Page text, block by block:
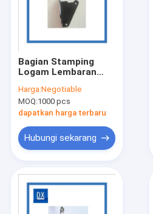
Bagian Stamping
Logam Lembaran
Hitam
Harga:Negotiable
MOQ:1000 pcs
dapatkan harga terbaru
Hubungi sekarang